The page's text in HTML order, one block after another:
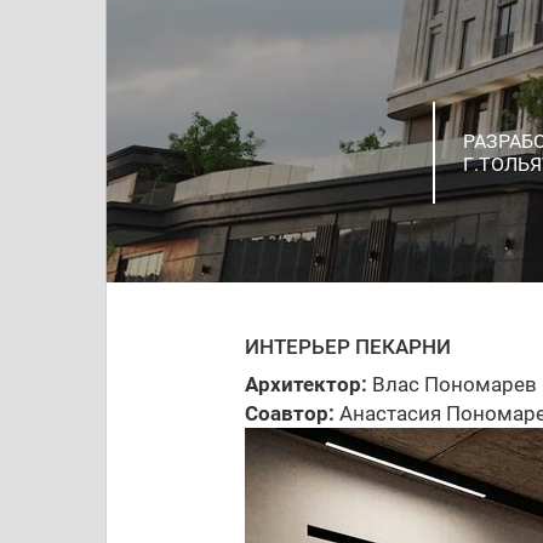
МУЗЕЙ
ПРОЕКТ
ИНТЕРЬЕР ПЕКАРНИ
Архитектор: Влас Пономарев
Соавтор:Анастасия